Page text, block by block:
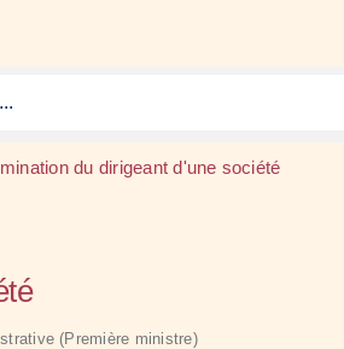
du dirigeant d'une société
(Première ministre)